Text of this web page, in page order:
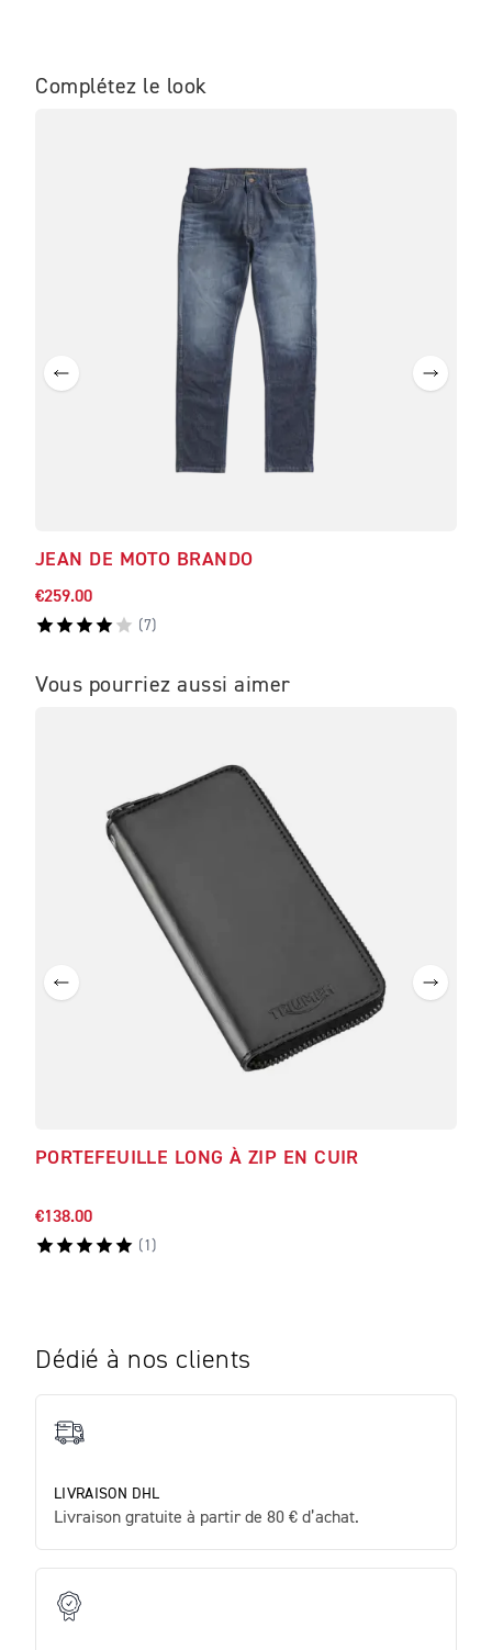
Complétez le look
JEAN DE MOTO BRANDO
€259.00
(7)
Vous pourriez aussi aimer
PORTEFEUILLE LONG À ZIP EN CUIR
€138.00
( 1 )
Dédié à nos clients
LIVRAISON DHL
Livraison gratuite à partir de 80 € d’achat.